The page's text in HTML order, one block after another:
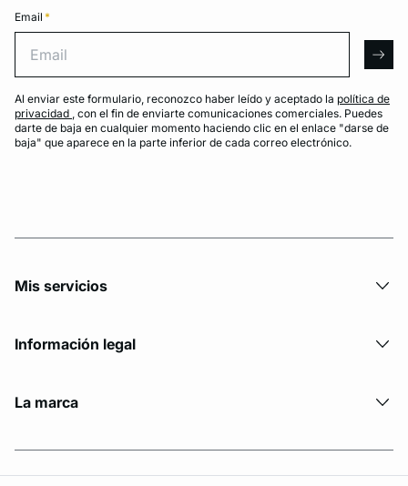
Email *
Al enviar este formulario, reconozco haber leído y aceptado la política de
privacidad , con el fin de enviarte comunicaciones comerciales. Puedes
darte de baja en cualquier momento haciendo clic en el enlace "darse de
baja" que aparece en la parte inferior de cada correo electrónico.
Mis servicios
Información legal
La marca